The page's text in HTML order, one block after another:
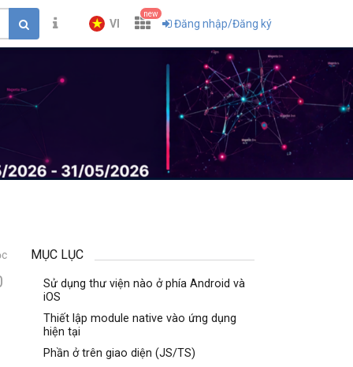
VI
new
Đăng nhập/Đăng ký
MỤC LỤC
Sử dụng thư viện nào ở phía Android và
iOS
Thiết lập module native vào ứng dụng
hiện tại
Phần ở trên giao diện (JS/TS)